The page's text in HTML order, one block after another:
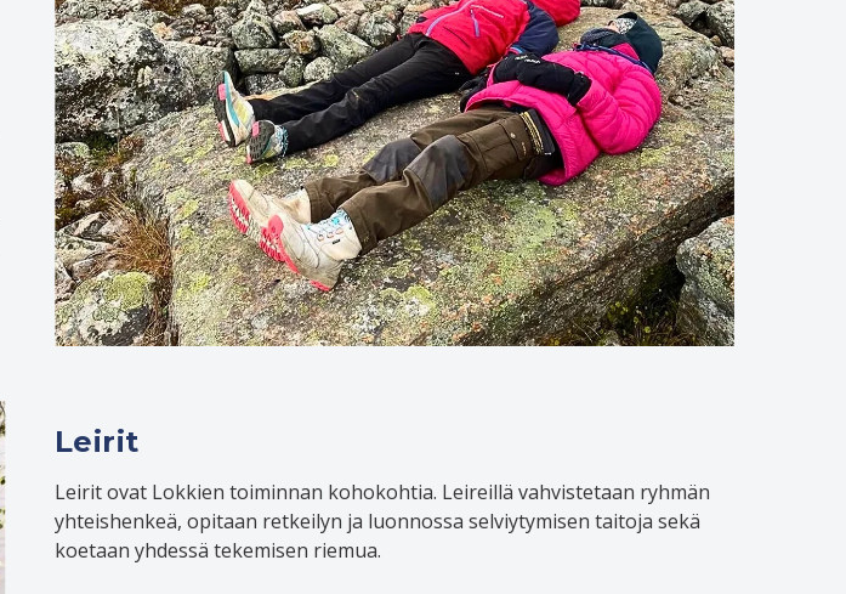
Leirit
Leirit ovat Lokkien toiminnan kohokohtia. Leireillä vahvistetaan ryhmän
yhteishenkeä, opitaan retkeilyn ja luonnossa selviytymisen taitoja sekä
koetaan yhdessä tekemisen riemua.